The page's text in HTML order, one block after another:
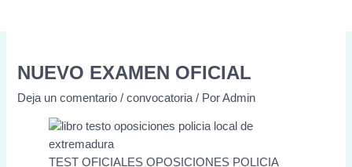
NUEVO EXAMEN OFICIAL
Deja un comentario /convocatoria / PorAdmin
TEST OFICIALES OPOSICIONES POLICIA